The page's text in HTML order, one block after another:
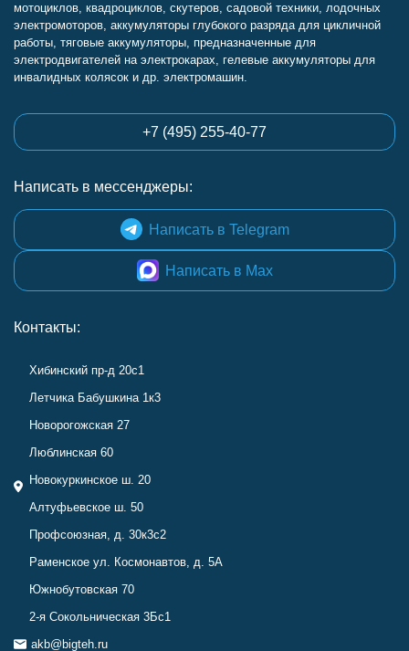
мотоциклов, квадроциклов, скутеров, садовой техники, лодочных
электромоторов, аккумуляторы глубокого разряда для цикличной
работы, тяговые аккумуляторы, предназначенные для
электродвигателей на электрокарах, гелевые аккумуляторы для
инвалидных колясок и др. электромашин.
+7 (495) 255-40-77
Написать в мессенджеры:
Написать в Telegram
Написать в Max
Контакты:
Хибинский пр-д 20с1
Летчика Бабушкина 1к3
Новорогожская 27
Люблинская 60
Новокуркинское ш. 20
Алтуфьевское ш. 50
Профсоюзная, д. 30к3с2
Раменское ул. Космонавтов, д. 5А
Южнобутовская 70
2-я Сокольническая 3Бс1
akb@bigteh.ru